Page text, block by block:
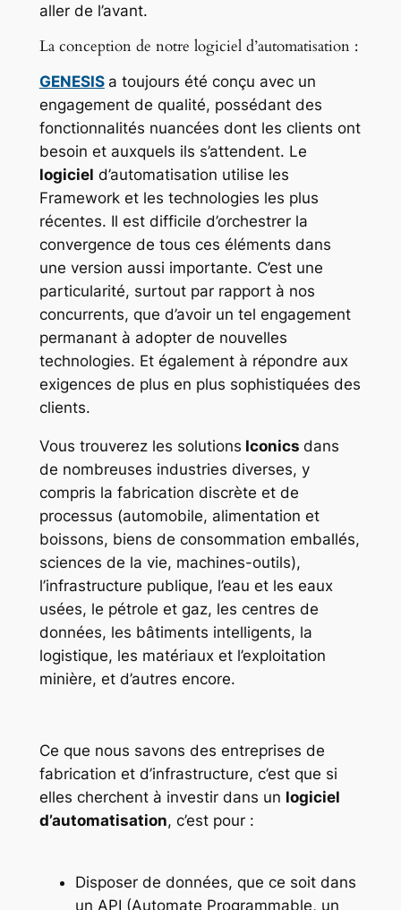
aller de l’avant.
La conception de notre logiciel d’automatisation :
GENESIS a toujours été conçu avec un
engagement de qualité, possédant des
fonctionnalités nuancées dont les clients ont
besoin et auxquels ils s’attendent. Le
logiciel d’automatisation utilise les
Framework et les technologies les plus
récentes. Il est difficile d’orchestrer la
convergence de tous ces éléments dans
une version aussi importante. C’est une
particularité, surtout par rapport à nos
concurrents, que d’avoir un tel engagement
permanant à adopter de nouvelles
technologies. Et également à répondre aux
exigences de plus en plus sophistiquées des
clients.
Vous trouverez les solutions Iconics dans
de nombreuses industries diverses, y
compris la fabrication discrète et de
processus (automobile, alimentation et
boissons, biens de consommation emballés,
sciences de la vie, machines-outils),
l’infrastructure publique, l’eau et les eaux
usées, le pétrole et gaz, les centres de
données, les bâtiments intelligents, la
logistique, les matériaux et l’exploitation
minière, et d’autres encore.
Ce que nous savons des entreprises de
fabrication et d’infrastructure, c’est que si
elles cherchent à investir dans un logiciel
d’automatisation, c’est pour :
Disposer de données, que ce soit dans
un API (Automate Programmable, un